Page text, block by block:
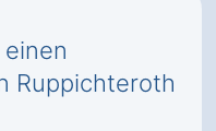
Ruppichteroth